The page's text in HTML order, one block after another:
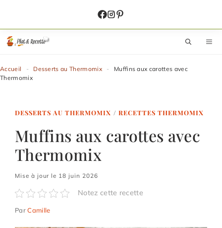
contenu
Accueil - Desserts au Thermomix -
Muffins aux carottes avec
Thermomix
DESSERTS AU THERMOMIX / RECETTES THERMOMIX
Muffins aux carottes avec
Thermomix
Mise à jour le 18 juin 2026
Notez cette recette
ParCamille